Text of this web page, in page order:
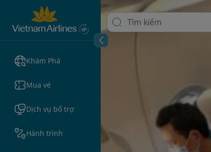
Khám Phá
Mua vé
Dịch vụ bổ trợ
Hành trình